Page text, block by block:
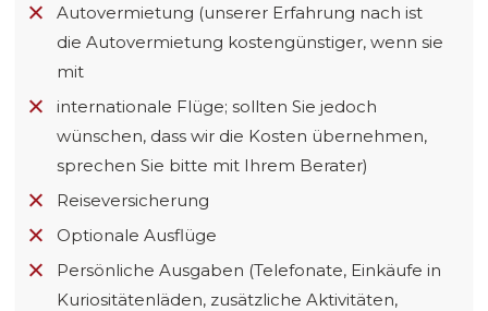
Autovermietung (unserer Erfahrung nach ist
die Autovermietung kostengünstiger, wenn sie
mit
internationale Flüge; sollten Sie jedoch
wünschen, dass wir die Kosten übernehmen,
sprechen Sie bitte mit Ihrem Berater)
Reiseversicherung
Optionale Ausflüge
Persönliche Ausgaben (Telefonate, Einkäufe in
Kuriositätenläden, zusätzliche Aktivitäten,